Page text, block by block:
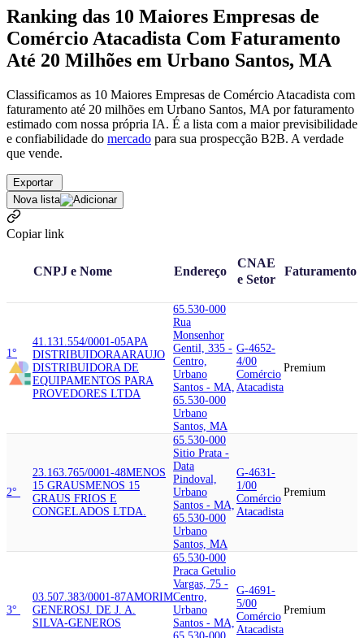
Ranking das 10 Maiores Empresas de
Comércio Atacadista Com Faturamento
Até 20 Milhões em Urbano Santos, MA
Classificamos as 10 Maiores Empresas de Comércio Atacadista com
faturamento até 20 milhões em Urbano Santos, MA por faturamento
estimado com nossa própria IA. É a lista com a maior previsibilidade
e confiabilidade do mercado para sua prospecção B2B. A verdade
que vende.
Exportar
Nova lista
Copiar link
CNPJ e Nome Endereço
CNAE
e Setor
Faturamento
1°
41.131.554/0001-05APA
DISTRIBUIDORAARAUJO
DISTRIBUIDORA DE
EQUIPAMENTOS PARA
PROVEDORES LTDA
65.530-000
Rua
Monsenhor
Gentil, 335 -
Centro,
Urbano
Santos - MA,
65.530-000
Urbano
Santos, MA
G-4652-
4/00
Comércio
Atacadista
Premium
2°
23.163.765/0001-48MENOS
15 GRAUSMENOS 15
GRAUS FRIOS E
CONGELADOS LTDA.
65.530-000
Sitio Prata -
Data
Pindoval,
Urbano
Santos - MA,
65.530-000
Urbano
Santos, MA
G-4631-
1/00
Comércio
Atacadista
Premium
3°
03.507.383/0001-87AMORIM
GENEROSJ. DE J. A.
SILVA-GENEROS
65.530-000
Praca Getulio
Vargas, 75 -
Centro,
Urbano
Santos - MA,
G-4691-
5/00
Comércio
Atacadista
Premium